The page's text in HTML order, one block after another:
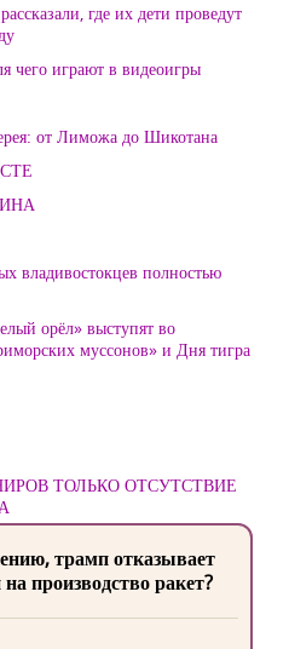
где их дети проведут
чего играют в видеоигры
от Лиможа до Шикотана
владивостокцев полностью
орёл» выступят во
муссонов» и Дня тигра
ТОЛЬКО ОТСУТСТВИЕ
трамп отказывает
производство ракет?